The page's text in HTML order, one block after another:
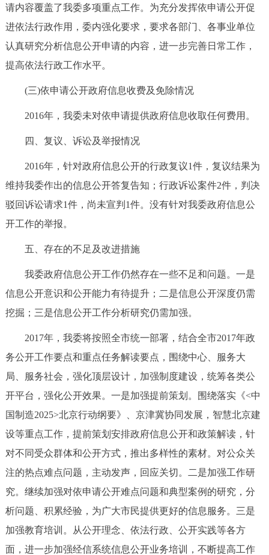
请内容覆盖了我委多项重点工作。为充分发挥依申请公开促
进依法行政作用，委内强化要求，要求各部门、各事业单位
认真研究分析信息公开申请的内容，进一步完善日常工作，
提高依法行政工作水平。
(三)依申请公开政府信息收费及免除情况
2016年，我委未对依申请提供政府信息收取任何费用。
四、复议、诉讼及举报情况
2016年，针对政府信息公开的行政复议1件，复议结果为
维持我委作出的信息公开答复告知；行政诉讼案件2件，判决
驳回诉讼请求1件，尚未宣判1件。没有针对我委政府信息公
开工作的举报。
五、存在的不足及改进措施
我委政府信息公开工作仍然存在一些不足和问题。一是
信息公开意识和公开能力有待提升；二是信息公开深度仍需
挖掘；三是信息公开工作分析研究仍需加强。
2017年，我委将按照全市统一部署，结合全市2017年政
务公开工作要点和重点任务解读要点，围绕中心、服务大
局、服务社会，强化顶层设计，加强制度建设，统筹各类公
开平台，强化公开效果。一是加强提前策划。围绕落实《<中
国制造2025>北京行动纲要》、京津冀协同发展，智慧北京建
设等重点工作，提前策划安排政府信息公开和政策解读，针
对不同受众群体和公开方式，推出多样性的素材。对公众关
注的热点难点问题，主动发声，回应关切。二是加强工作研
究。继续加强对依申请公开难点问题和典型案例的研究，分
析问题、积累经验，为广大市民提供更好的信息服务。三是
加强教育培训。从公开理念、依法行政、公开实践等各方
面，进一步加强经信系统信息公开业务培训，不断提高工作